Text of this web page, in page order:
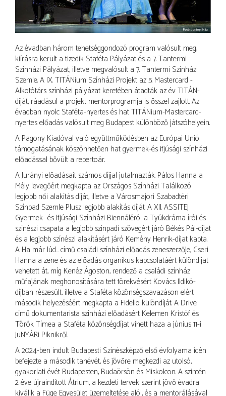
Az évadban három tehetséggondozó program valósult meg,
kiírásra került a tizedik Staféta Pályázat és a 7. Tantermi
Színházi Pályázat, illetve megvalósult a 7. Tantermi Színházi
Szemle. A IX. TITÁNium Színházi Projekt az 5. Mastercard -
Alkotótárs színházi pályázat keretében átadták az év TITÁN-
díját, ráadásul a projekt mentorprogramja is ősszel zajlott. Az
évadban nyolc Staféta-nyertes és hat TITÁNium-Mastercard-
nyertes előadás valósult meg Budapest különböző játszóhelyein.
A Pagony Kiadóval való együttműködésben az Európai Unió
támogatásának köszönhetően hat gyermek-és ifjúsági színházi
előadással bővült a repertoár.
A Jurányi előadásait számos díjjal jutalmazták. Pálos Hanna a
Mély levegőért megkapta az Országos Színházi Találkozó
legjobb női alakítás díját, illetve a Városmajori Szabadtéri
Színpad Szemle Plusz legjobb alakítás díját. A XII. ASSITEJ
Gyermek- és Ifjúsági Színházi Biennáléról a Tyúkdráma írói és
színészi csapata a legjobb színpadi szövegért járó Békés Pál-díjat
és a legjobb színészi alakításért járó Kemény Henrik-díjat kapta.
A Ha már lúd… című családi színházi előadás zeneszerzője, Cseri
Hanna a zene és az előadás organikus kapcsolatáért különdíjat
vehetett át, míg Kenéz Ágoston, rendező a családi színház
műfajának meghonosítására tett törekvésért Kovács Ildikó-
díjban részesült, illetve a Staféta közönségszavazáson elért
második helyezéséért megkapta a Fidelio különdíját. A Drive
című dokumentarista színházi előadásért Kelemen Kristóf és
Török Tímea a Staféta közönségdíjat vihett haza a június 11-i
JuNYÁRi Piknikről.
A 2024-ben indult Budapesti Színészképző első évfolyama idén
befejezte a második tanévét, és jövőre megkezdi az utolsó,
gyakorlati évét Budapesten, Budaörsön és Miskolcon. A szintén
2 éve újraindított Átrium, a kezdeti tervek szerint jövő évadra
kiválik a Füge Egyesület üzemeltetése alól, és a mentorálásával